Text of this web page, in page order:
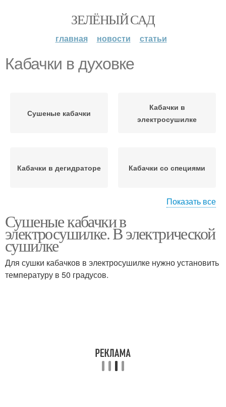
ЗЕЛЁНЫЙ САД
главная новости статьи
Кабачки в духовке
Сушеные кабачки
Кабачки в
электросушилке
Кабачки в дегидраторе Кабачки со специями
Кабачки в домашних
условиях
Электрическая духовка
Вяленые кабачки
Показать все
Сушеные кабачки в
электросушилке. В электрической
сушилке
Для сушки кабачков в электросушилке нужно установить
температуру в 50 градусов.